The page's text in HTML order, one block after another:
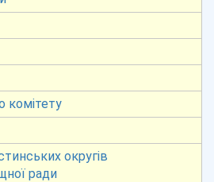
комітету
округів
ради